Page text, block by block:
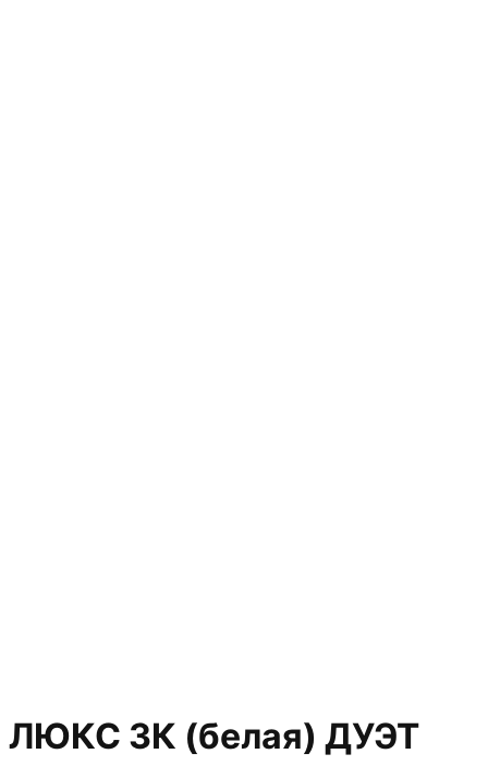
ЛЮКС 3К (белая) ДУЭТ